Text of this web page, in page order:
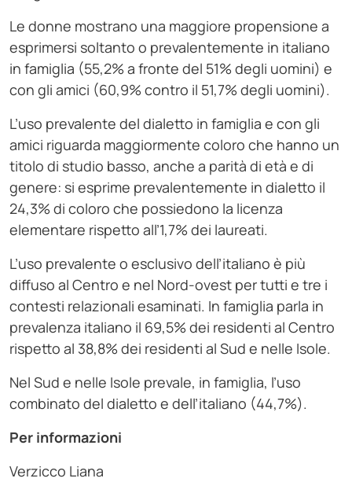
Le donne mostrano una maggiore propensione a
esprimersi soltanto o prevalentemente in italiano
in famiglia (55,2% a fronte del 51% degli uomini) e
con gli amici (60,9% contro il 51,7% degli uomini).
L’uso prevalente del dialetto in famiglia e con gli
amici riguarda maggiormente coloro che hanno un
titolo di studio basso, anche a parità di età e di
genere: si esprime prevalentemente in dialetto il
24,3% di coloro che possiedono la licenza
elementare rispetto all’1,7% dei laureati.
L’uso prevalente o esclusivo dell’italiano è più
diffuso al Centro e nel Nord-ovest per tutti e tre i
contesti relazionali esaminati. In famiglia parla in
prevalenza italiano il 69,5% dei residenti al Centro
rispetto al 38,8% dei residenti al Sud e nelle Isole.
Nel Sud e nelle Isole prevale, in famiglia, l’uso
combinato del dialetto e dell’italiano (44,7%).
Per informazioni
Verzicco Liana